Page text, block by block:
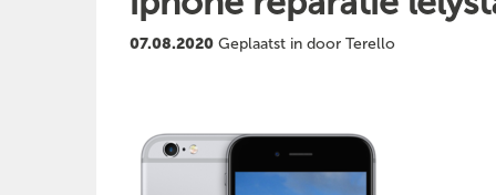
07.08.2020 Geplaatst in door Terello